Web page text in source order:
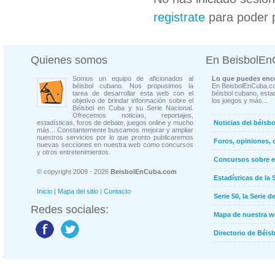
registrate para poder
Quienes somos
Somos un equipo de aficionados al
béisbol cubano. Nos propusimos la
tarea de desarrollar esta web con el
objetivo de brindar información sobre el
Béisbol en Cuba y su Serie Nacional.
Ofrecemos noticias, reportajes,
estadísticas, foros de debate, juegos online y mucho
más... Constantemente buscamos mejorar y ampliar
nuestros servicios por lo que pronto publicaremos
nuevas secciones en nuestra web como concursos
y otros entretenimientos.
© copyright 2009 - 2026 BeisbolEnCuba.com
Inicio | Mapa del sitio | Contacto
Redes sociales:
En
Lo que puedes
En
béisbol cubano,
los juegos y más...
Noticias del
Foros, opiniones,
Concursos sobre
Estadísticas de la
Serie 50, la Serie
Mapa de nuestra
Directorio de